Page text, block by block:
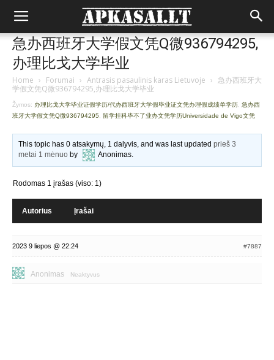
急办西班牙大学假文凭Q微936794295,
办理比戈大学毕业
Home › Forumai › Antrasis pasaulinis karas Lietuvoje › 急办西班牙大
学假文凭Q微936794295,办理比戈大学毕业
Žymos: 办理比戈大学毕业证假学历/代办西班牙大学假毕业证文凭办理假成绩单学历 急办西
班牙大学假文凭Q微936794295
留学挂科毕不了业办文凭学历Universidade de Vigo文凭
This topic has 0 atsakymų, 1 dalyvis, and was last updatedprieš 3
metai 1 mėnuo by Anonimas.
Rodomas 1 įrašas (viso: 1)
Autorius Įrašai
2023 9 liepos @ 22:24 #7887
Anonimas Neaktyvus